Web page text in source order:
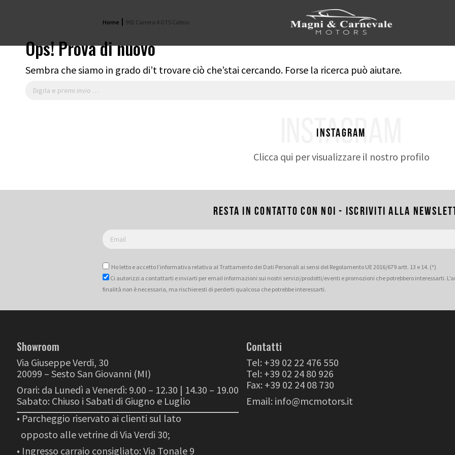
Home 992 Carrera 4 GTS Cabrio
Ops! Prova di nuovo
Sembra che siamo in grado di’t trovare ciò che’stai cercando. Forse la ricerca può aiutare.
Cerca:
INSTAGRAM
Instagram
Clicca qui per visualizzare il nostro profilo
Resta in contatto con noi - Iscriviti alla
Ho letto e accetto l’informativa relativa al Trattamento dei Dati Personali ai sensi del Regolamento UE 2016/679 artt. 13 e 14. (*)
Ci autorizzi a contattarti e inviarti per email informazioni sui nostri servizi/prodotti/eventi e promozioni che potrebbero interessarti.
finalità non è necessaria, ma rischieresti di perderti qualcosa che potrebbe interessarti.
Showroom
Via Giuseppe Verdi, 30
20099 – Sesto San Giovanni (MI)
Orari: da Lunedì a Venerdì: 9.00 – 12.30 | 14.30 – 19.00
Sabato: Chiuso i Sabati di Giugno e Luglio
• Parcheggio riservato ai clienti sul lato
opposto alle vetrine di Via Verdi 30;
• Ingresso carraio consigliato: Via Tonale 9
Contatti
Tel: +39 02 22 476 550
Tel: +39 02 24 80 926
Fax: +39 02 24 08 730
Email: info@mcmotors.it